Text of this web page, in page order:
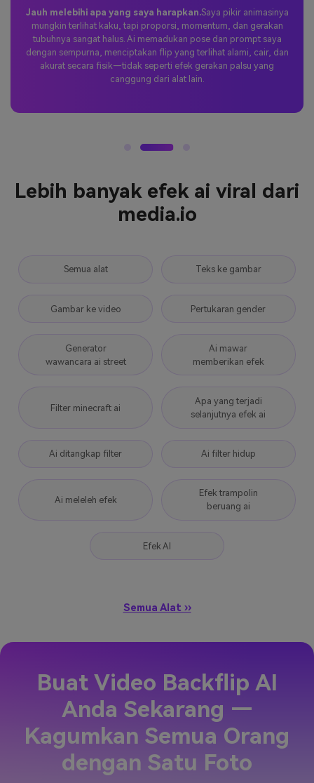
Tiktok menyukainya-reaksi viral instan.Saya bergabung
dengan tren backflip menggunakan prompt media.io dan
memposting hasilnya di tiktok. Responsnya meledak-orang-orang
menyukai betapa bersih dan sinematiknya tampilan flip tersebut,
dan momen gerakan lambat di udara membuat klip tersebut
menonjol. Itu dengan cepat menjadi salah satu postingan saya
Lebih banyak efek ai viral dari
media.io
Semua alat Teks ke gambar
Gambar ke video Pertukaran gender
Generator
wawancara ai street
Ai mawar
memberikan efek
Filter minecraft ai
Apa yang terjadi
selanjutnya efek ai
Ai ditangkap filter Ai filter hidup
Ai meleleh efek
Efek trampolin
beruang ai
Efek AI
Semua Alat ››
Buat Video Backflip AI
Anda Sekarang —
Kagumkan Semua Orang
dengan Satu Foto